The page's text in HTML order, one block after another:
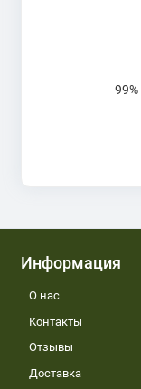
Информация
О нас
Контакты
Отзывы
Доставка